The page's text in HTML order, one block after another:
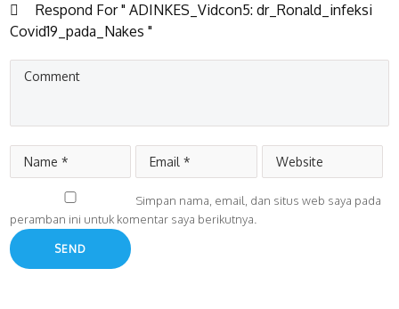
Respond For " ADINKES_Vidcon5: dr_Ronald_infeksi
Covid19_pada_Nakes "
Simpan nama, email, dan situs web saya pada
peramban ini untuk komentar saya berikutnya.